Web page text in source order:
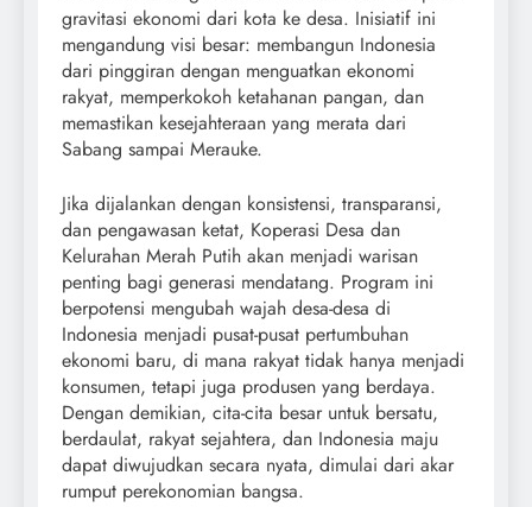
gravitasi ekonomi dari kota ke desa. Inisiatif ini
mengandung visi besar: membangun Indonesia
dari pinggiran dengan menguatkan ekonomi
rakyat, memperkokoh ketahanan pangan, dan
memastikan kesejahteraan yang merata dari
Sabang sampai Merauke.
Jika dijalankan dengan konsistensi, transparansi,
dan pengawasan ketat, Koperasi Desa dan
Kelurahan Merah Putih akan menjadi warisan
penting bagi generasi mendatang. Program ini
berpotensi mengubah wajah desa-desa di
Indonesia menjadi pusat-pusat pertumbuhan
ekonomi baru, di mana rakyat tidak hanya menjadi
konsumen, tetapi juga produsen yang berdaya.
Dengan demikian, cita-cita besar untuk bersatu,
berdaulat, rakyat sejahtera, dan Indonesia maju
dapat diwujudkan secara nyata, dimulai dari akar
rumput perekonomian bangsa.